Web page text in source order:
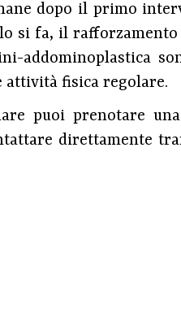
dopo il primo
si fa, il
addominoplastica
attività fisica regolare.
puoi prenotare
direttamente